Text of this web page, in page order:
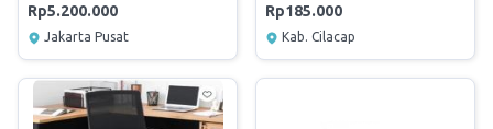
Rp5.200.000
Jakarta Pusat
Rp185.000
Kab. Cilacap